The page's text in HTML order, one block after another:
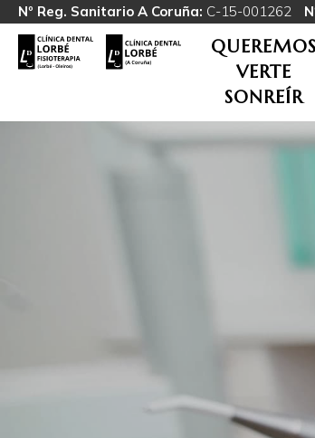
Nº Reg. Sanitario A Coruña: C-15-001262
QUEREMOS
VERTE
SONREÍR